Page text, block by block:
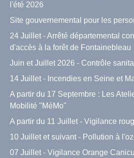
l'été 2026
Site gouvernemental pour les
24 Juillet - Arrêté départemental
d'accès à la forêt de Fontainebleau
Juin et Juillet 2026 - Contrôle
14 Juillet - Incendies en Seine et
A partir du 17 Septembre : Les
Mobilité "MéMo"
A partir du 11 Juillet - Vigilance
10 Juillet et suivant - Pollution à
07 Juillet - Vigilance Orange